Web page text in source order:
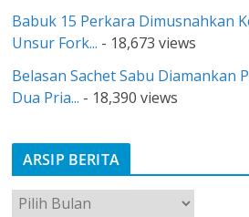
Babuk 15 Perkara Dimusnahkan
Unsur Fork... - 18,673 views
Belasan Sachet Sabu Diamankan
Dua Pria... - 18,390 views
ARSIP BERITA
A